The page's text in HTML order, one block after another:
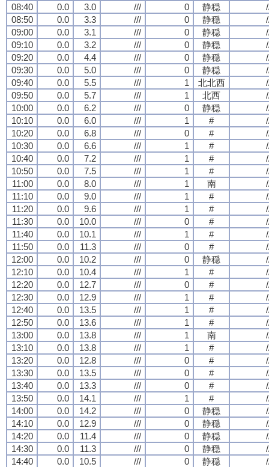
08:40
0.0 3.0 /// 0 静穏
08:50
0.0 3.3 /// 0 静穏
09:00
0.0 3.1 /// 0 静穏
09:10
0.0 3.2 /// 0 静穏
09:20
0.0 4.4 /// 0 静穏
09:30
0.0 5.0 /// 0 静穏
09:40
0.0 5.5 /// 1 北北西
09:50
0.0 5.7 /// 1 北西
10:00
0.0 6.2 /// 0 静穏
10:10
0.0 6.0 /// 1 #
10:20
0.0 6.8 /// 0 #
10:30
0.0 6.6 /// 1 #
10:40
0.0 7.2 /// 1 #
10:50
0.0 7.5 /// 1 #
11:00
0.0 8.0 /// 1 南
11:10
0.0 9.0 /// 1 #
11:20
0.0 9.6 /// 1 #
11:30
0.0 10.0 /// 0 #
11:40
0.0 10.1 /// 1 #
11:50
0.0 11.3 /// 0 #
12:00
0.0 10.2 /// 0 静穏
12:10
0.0 10.4 /// 1 #
12:20
0.0 12.7 /// 0 #
12:30
0.0 12.9 /// 1 #
12:40
0.0 13.5 /// 1 #
12:50
0.0 13.6 /// 1 #
13:00
0.0 13.8 /// 1 南
13:10
0.0 13.8 /// 1 #
13:20
0.0 12.8 /// 0 #
13:30
0.0 13.5 /// 0 #
13:40
0.0 13.3 /// 0 #
13:50
0.0 14.1 /// 1 #
14:00
0.0 14.2 /// 0 静穏
14:10
0.0 12.9 /// 0 静穏
14:20
0.0 11.4 /// 0 静穏
14:30
0.0 11.3 /// 0 静穏
14:40
0.0 10.5 /// 0 静穏